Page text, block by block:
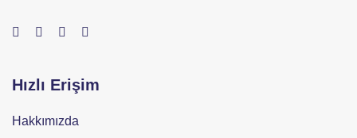
Hızlı Erişim
Hakkımızda